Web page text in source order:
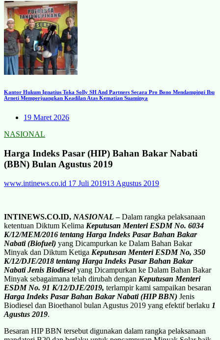
Kantor Hukum Ignatius Toka Solly SH And Partners Secara Pro Bono Mendampingi Ibu
Arneti Memperjuangkan Keadilan Atas Kematian Suaminya
19 Maret 2026
NASIONAL
Harga Indeks Pasar (HIP) Bahan Bakar Nabati
(BBN) Bulan Agustus 2019
www.intinews.co.id 17 Juli 201913 Agustus 2019
INTINEWS.CO.ID, NASIONAL –Dalam rangka pelaksanaan
ketentuan Diktum Kelima Keputusan Menteri ESDM No. 6034
K/12/MEM/2016 tentang Harga Indeks Pasar Bahan Bakar
Nabati (Biofuel) yang Dicampurkan ke Dalam Bahan Bakar
Minyak dan Diktum Ketiga Keputusan Menteri ESDM No, 350
K/12/DJE/2018 tentang Harga Indeks Pasar Bahan Bakar
Nabati Jenis Biodiesel yang Dicampurkan ke Dalam Bahan Bakar
Minyak sebagaimana telah dirubah dengan Keputusan Menteri
ESDM No. 91 K/12/DJE/2019, terlampir kami sampaikan besaran
Harga Indeks Pasar Bahan Bakar Nabati (HIP BBN) Jenis
Biodiesel dan Bioethanol bulan Agustus 2019 yang efektif berlaku 1
Agustus 2019.
Besaran HIP BBN tersebut digunakan dalam rangka pelaksanaan